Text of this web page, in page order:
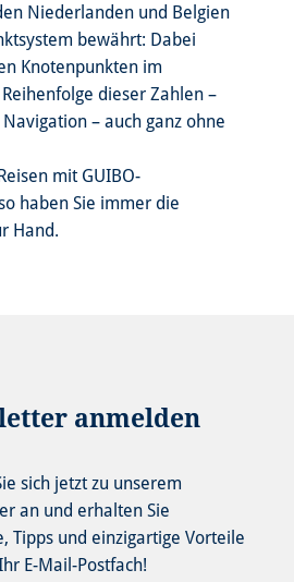
Niederlanden und Belgien
bewährt: Dabei
Knotenpunkten im
dieser Zahlen –
– auch ganz ohne
mit GUIBO-
haben Sie immer die
Hand.
anmelden
sich jetzt zu unserem
an und erhalten Sie
Tipps und einzigartige Vorteile
E-Mail-Postfach!